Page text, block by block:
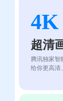
4K
超清
腾讯独家智
给你更高清